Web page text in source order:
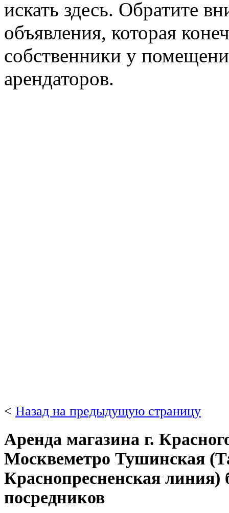
искать здесь. Обратите
объявления, которая
собственники у
арендаторов.
< Назад на предыдущую страницу
Аренда магазина г.
Москвеметро Тушинская
Краснопресненская линия)
посредников